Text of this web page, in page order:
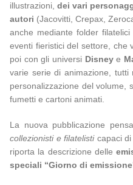
illustrazioni,dei vari
autori (Jacovitti, Crepax,
anche mediante folder
eventi fieristici del settore, che
poi con gli universi Disneye
varie serie di animazione,
personalizzazione del volume,
fumetti e cartoni animati.
La nuova pubblicazione
collezionisti e filatelisticapaci di
riporta la descrizione delle
speciali “Giorno di